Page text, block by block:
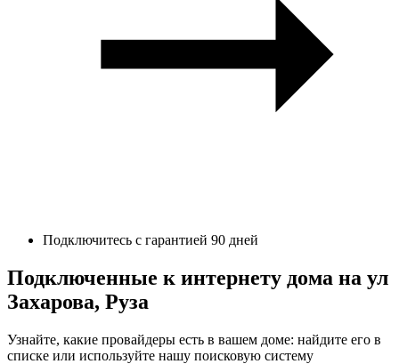
Подключитесь с гарантией 90 дней
Подключенные к интернету дома на ул
Захарова, Руза
Узнайте, какие провайдеры есть в вашем доме: найдите его в
списке или используйте нашу поисковую систему